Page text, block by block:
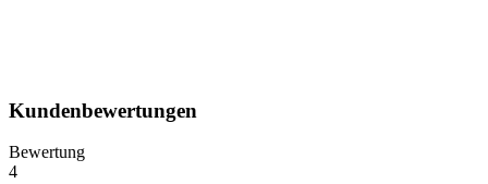
Kundenbewertungen
Bewertung
4